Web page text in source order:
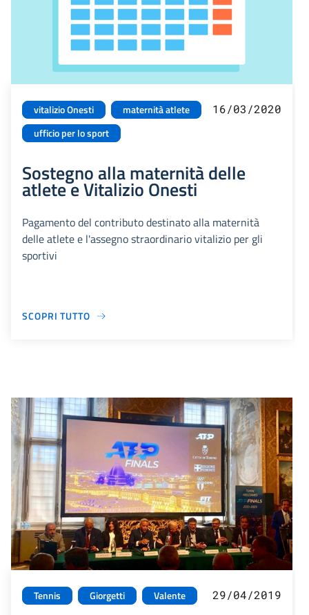
vitalizio Onesti
maternità atlete
ufficio per lo sport
16/03/2020
Sostegno alla maternità delle
atlete e Vitalizio Onesti
Pagamento del contributo destinato alla maternità
delle atlete e l'assegno straordinario vitalizio per gli
sportivi
SCOPRI TUTTO
Tennis Giorgetti Valente 29/04/2019